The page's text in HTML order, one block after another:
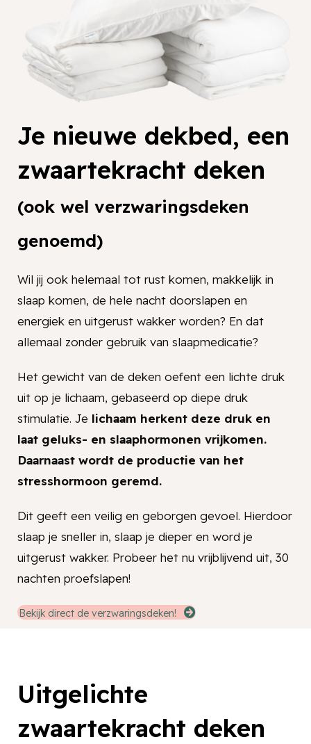
Je nieuwe dekbed, een
zwaartekracht deken
(ook wel verzwaringsdeken
genoemd)
Wil jij ook helemaal tot rust komen, makkelijk in
slaap komen, de hele nacht doorslapen en
energiek en uitgerust wakker worden? En dat
allemaal zonder gebruik van slaapmedicatie?
Het gewicht van de deken oefent een lichte druk
uit op je lichaam, gebaseerd op diepe druk
stimulatie. Je lichaam herkent deze druk en
laat geluks- en slaaphormonen vrijkomen.
Daarnaast wordt de productie van het
stresshormoon geremd.
Dit geeft een veilig en geborgen gevoel. Hierdoor
slaap je sneller in, slaap je dieper en word je
uitgerust wakker. Probeer het nu vrijblijvend uit, 30
nachten proefslapen!
Bekijk direct de verzwaringsdeken!
Uitgelichte
zwaartekracht deken